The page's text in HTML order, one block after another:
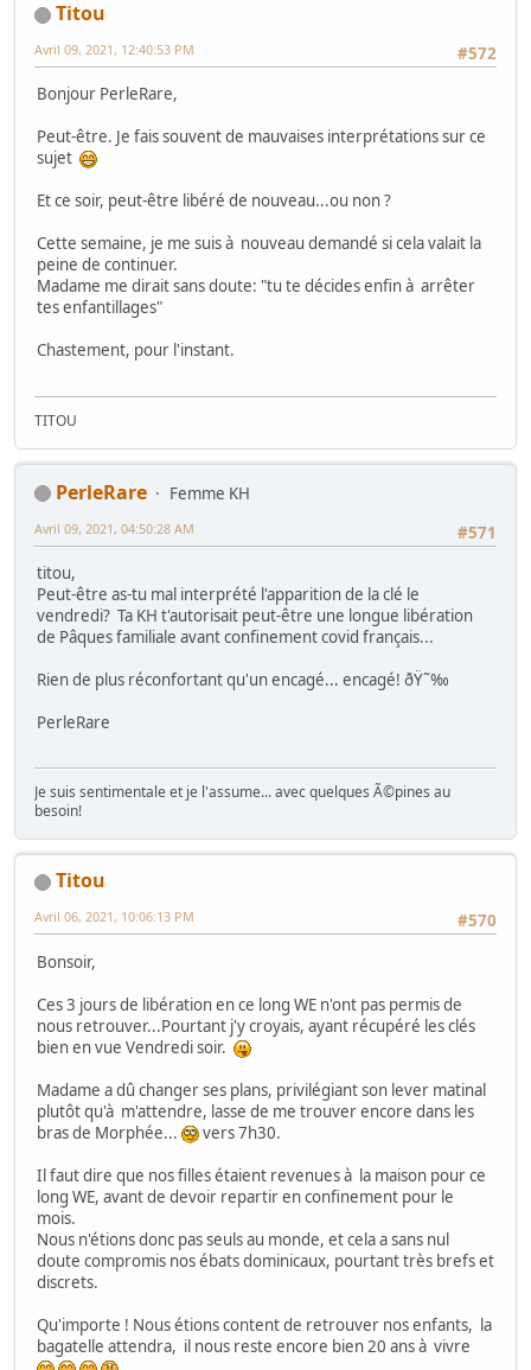
Titou
#572
Avril 09, 2021, 12:40:53 PM
Bonjour PerleRare,
Peut-être. Je fais souvent de mauvaises interprétations sur ce
sujet
Et ce soir, peut-être libéré de nouveau...ou non ?
Cette semaine, je me suis à nouveau demandé si cela valait la
peine de continuer.
Madame me dirait sans doute: "tu te décides enfin à arrêter
tes enfantillages"
Chastement, pour l'instant.
TITOU
PerleRare
Femme KH
#571
Avril 09, 2021, 04:50:28 AM
titou,
Peut-être as-tu mal interprété l'apparition de la clé le
vendredi? Ta KH t'autorisait peut-être une longue libération
de Pâques familiale avant confinement covid français...
Rien de plus réconfortant qu'un encagé... encagé! ðŸ˜‰
PerleRare
Je suis sentimentale et je l'assume... avec quelques Ã©pines au
besoin!
Titou
#570
Avril 06, 2021, 10:06:13 PM
Bonsoir,
Ces 3 jours de libération en ce long WE n'ont pas permis de
nous retrouver...Pourtant j'y croyais, ayant récupéré les clés
bien en vue Vendredi soir.
Madame a dû changer ses plans, privilégiant son lever matinal
plutôt qu'à m'attendre, lasse de me trouver encore dans les
bras de Morphée...
vers 7h30.
Il faut dire que nos filles étaient revenues à la maison pour ce
long WE, avant de devoir repartir en confinement pour le
mois.
Nous n'étions donc pas seuls au monde, et cela a sans nul
doute compromis nos ébats dominicaux, pourtant très brefs et
discrets.
Qu'importe ! Nous étions content de retrouver nos enfants, la
bagatelle attendra, il nous reste encore bien 20 ans à vivre